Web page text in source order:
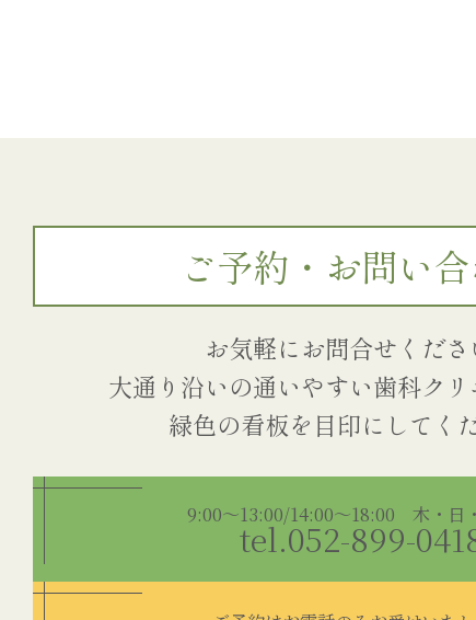
ご予約・お問い
お気軽にお問合せくださ
大通り沿いの通いやすい歯科クリ
9:00～13:00/14:00～18:00 木・日
tel.052-899-